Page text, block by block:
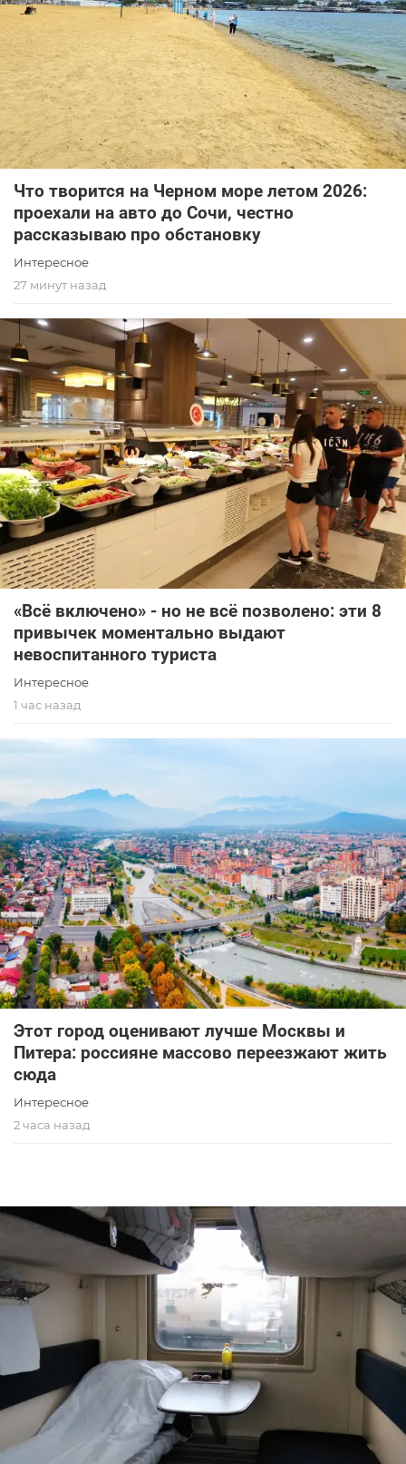
Что творится на Черном море летом 2026:
проехали на авто до Сочи, честно
рассказываю про обстановку
Интересное
27 минут назад
«Всё включено» - но не всё позволено: эти 8
привычек моментально выдают
невоспитанного туриста
Интересное
1 час назад
Этот город оценивают лучше Москвы и
Питера: россияне массово переезжают жить
сюда
Интересное
2 часа назад